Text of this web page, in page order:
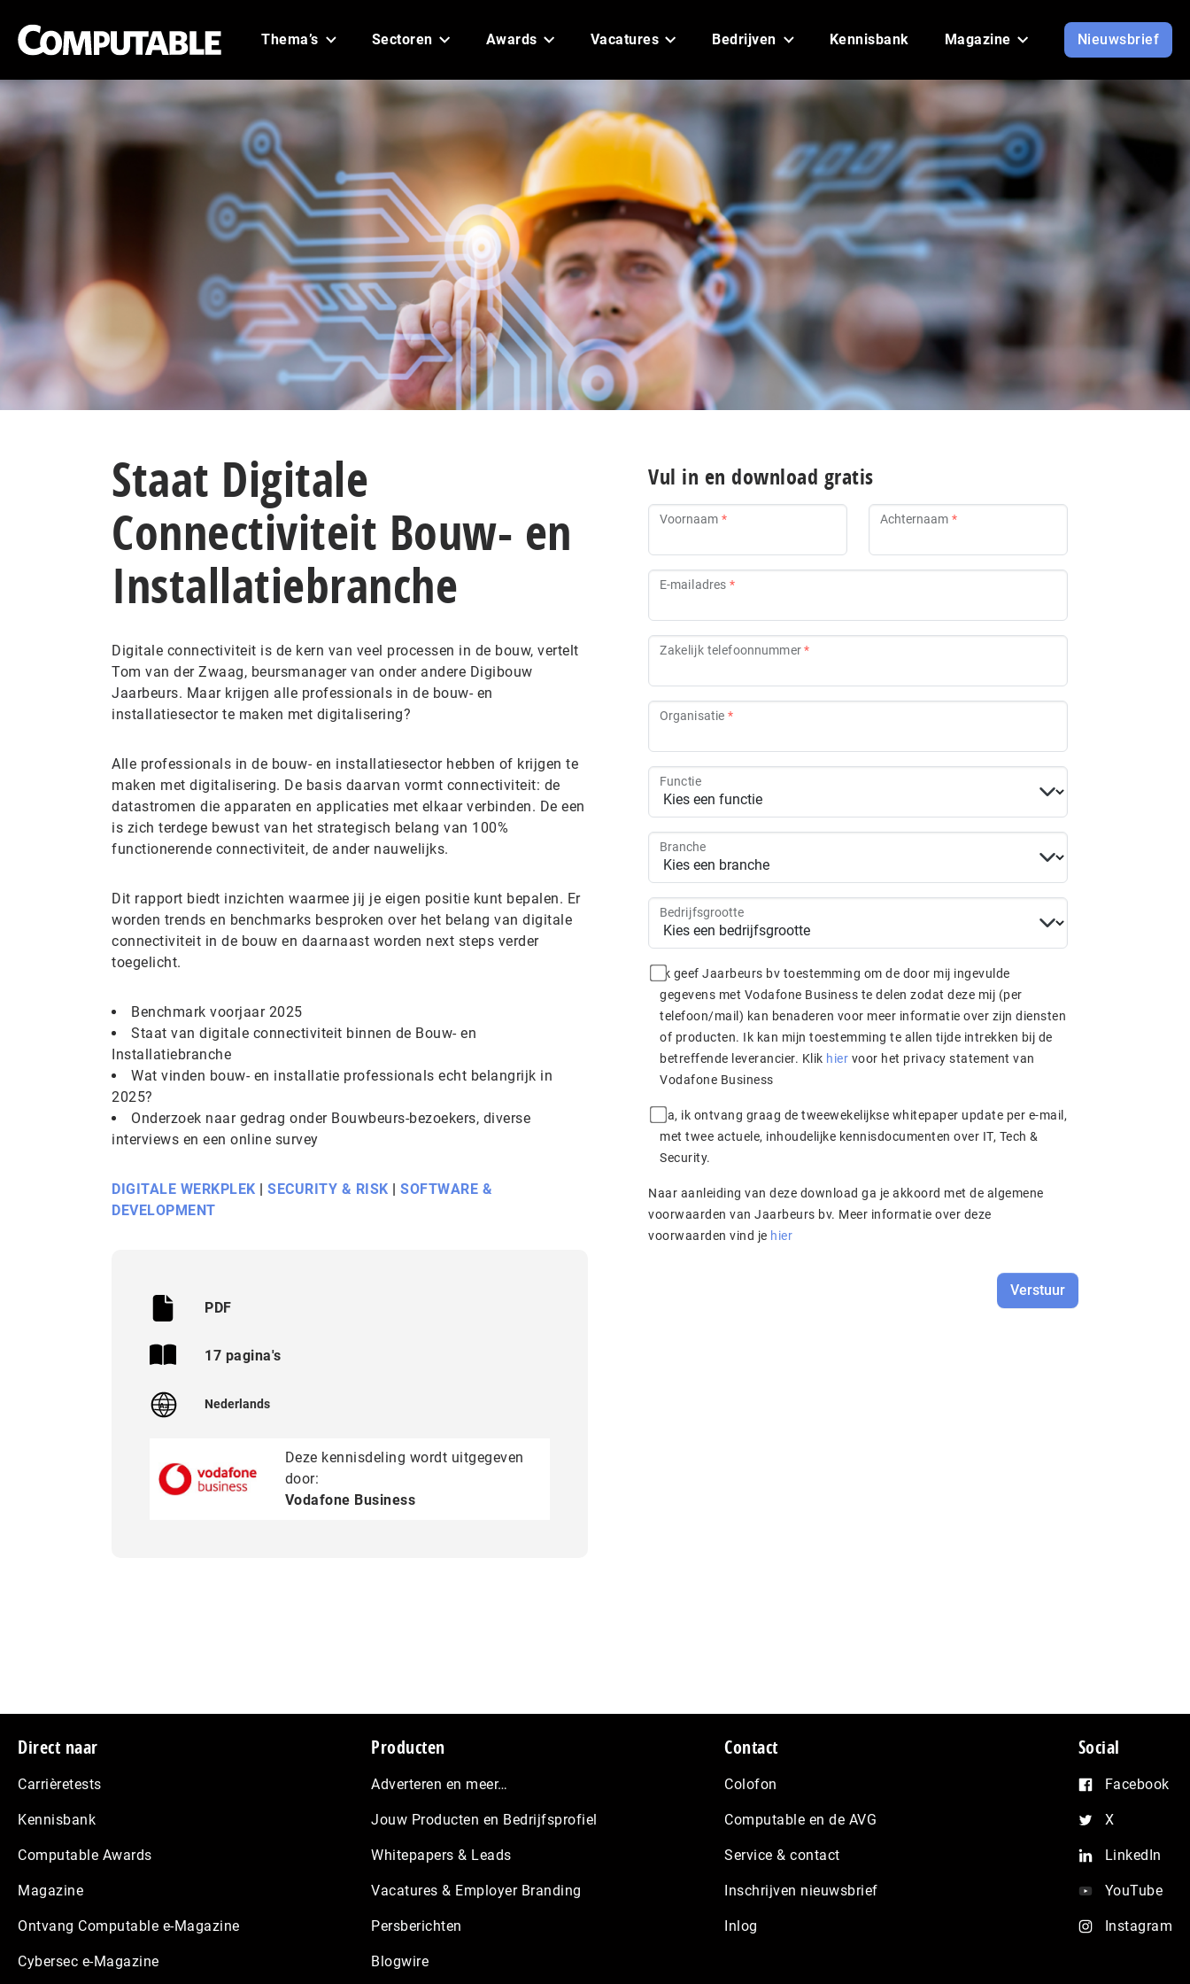
Thema’s Sectoren Awards Vacatures Bedrijven Kennisbank Magazine Nieuwsbrief
Staat Digitale
Connectiviteit Bouw- en
Installatiebranche
Digitale connectiviteit is de kern van veel processen in de bouw, vertelt
Tom van der Zwaag, beursmanager van onder andere Digibouw
Jaarbeurs. Maar krijgen alle professionals in de bouw- en
installatiesector te maken met digitalisering?
Alle professionals in de bouw- en installatiesector hebben of krijgen te
maken met digitalisering. De basis daarvan vormt connectiviteit: de
datastromen die apparaten en applicaties met elkaar verbinden. De een
is zich terdege bewust van het strategisch belang van 100%
functionerende connectiviteit, de ander nauwelijks.
Dit rapport biedt inzichten waarmee jij je eigen positie kunt bepalen. Er
worden trends en benchmarks besproken over het belang van digitale
connectiviteit in de bouw en daarnaast worden next steps verder
toegelicht.
Benchmark voorjaar 2025
Staat van digitale connectiviteit binnen de Bouw- en
Installatiebranche
Wat vinden bouw- en installatie professionals echt belangrijk in
2025?
Onderzoek naar gedrag onder Bouwbeurs-bezoekers, diverse
interviews en een online survey
DIGITALE WERKPLEK | SECURITY & RISK | SOFTWARE &
DEVELOPMENT
PDF
17 pagina's
Aa Nederlands
Deze kennisdeling wordt uitgegeven
door:
Vodafone Business
Vul in en download gratis
Voornaam Achternaam
E-mailadres
Zakelijk telefoonnummer
Organisatie
Functie
Branche
Bedrijfsgrootte
Ik geef Jaarbeurs bv toestemming om de door mij ingevulde
gegevens met Vodafone Business te delen zodat deze mij (per
telefoon/mail) kan benaderen voor meer informatie over zijn diensten
of producten. Ik kan mijn toestemming te allen tijde intrekken bij de
betreffende leverancier. Klik hier
Vodafone Business
Ja, ik ontvang graag de tweewekelijkse whitepaper update per e-mail,
met twee actuele, inhoudelijke kennisdocumenten over IT, Tech &
Security.
Naar aanleiding van deze download ga je akkoord met de algemene
voorwaarden van Jaarbeurs bv. Meer informatie over deze
voorwaarden vind je hier
Footer
Direct naar
Carrièretests
Kennisbank
Computable Awards
Magazine
Ontvang Computable e-Magazine
Cybersec e-Magazine
Producten
Adverteren en meer…
Jouw Producten en Bedrijfsprofiel
Whitepapers & Leads
Vacatures & Employer Branding
Persberichten
Blogwire
Contact
Colofon
Computable en de AVG
Service & contact
Inschrijven nieuwsbrief
Inlog
Social
Facebook
X
LinkedIn
YouTube
Instagram